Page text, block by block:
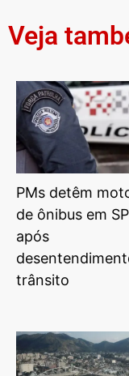
Veja
PMs detêm
de ônibus em SP
após
trânsito